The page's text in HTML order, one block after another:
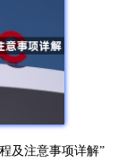
及注意事项详解”